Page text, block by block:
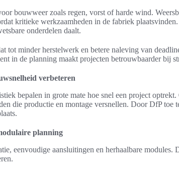
bouwweer zoals regen, vorst of harde wind.
kritieke werkzaamheden in de fabriek
onderdelen daalt.
tot minder herstelwerk en betere naleving van
in de planning maakt projecten betrouwbaarder bij
verbeteren
bepalen in grote mate hoe snel een project
die productie en montage versnellen. Door DfP toe
planning
eenvoudige aansluitingen en herhaalbare modules.